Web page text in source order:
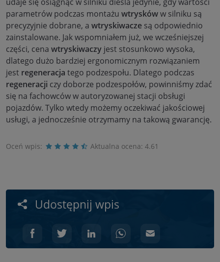
parametrów podczas montażu wtryskóww silniku są
precyzyjnie dobrane, a wtryskiwacze są odpowiednio
zainstalowane. Jak wspomniałem już, we wcześniejszej
części, cena wtryskiwaczy jest stosunkowo wysoka,
dlatego dużo bardziej ergonomicznym rozwiązaniem
jest regeneracja tego podzespołu. Dlatego podczas
regeneracji czy doborze podzespołów, powinniśmy zdać
się na fachowców w autoryzowanej stacji obsługi
pojazdów. Tylko wtedy możemy oczekiwać jakościowej
usługi, a jednocześnie otrzymamy na takową gwarancję.
Oceń wpis: Aktualna ocena: 4.61
Udostępnij wpis